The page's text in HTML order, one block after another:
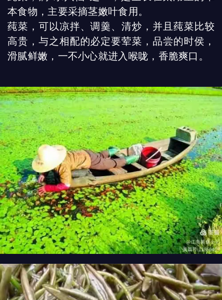
本食物，主要采摘茎嫩叶食用。
莼菜，可以凉拌、调羹、清炒，并且莼菜比较
高贵，与之相配的必定要荤菜，品尝的时侯，
滑腻鲜嫩，一不小心就进入喉咙，香脆爽口。